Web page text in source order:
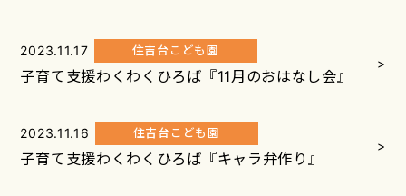
2023.11.17 住吉台こども園
子育て支援わくわくひろば『11月のおはなし会』
>
2023.11.16 住吉台こども園
子育て支援わくわくひろば『キャラ弁作り』
>